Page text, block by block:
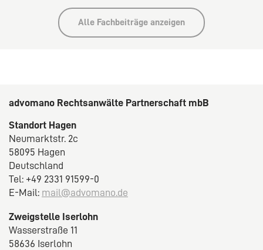
Alle Fachbeiträge anzeigen
advomano Rechtsanwälte Partnerschaft mbB
Standort Hagen
Neumarktstr. 2c
58095 Hagen
Deutschland
Tel: +49 2331 91599-0
E-Mail: mail@advomano.de
Zweigstelle Iserlohn
Wasserstraße 11
58636 Iserlohn